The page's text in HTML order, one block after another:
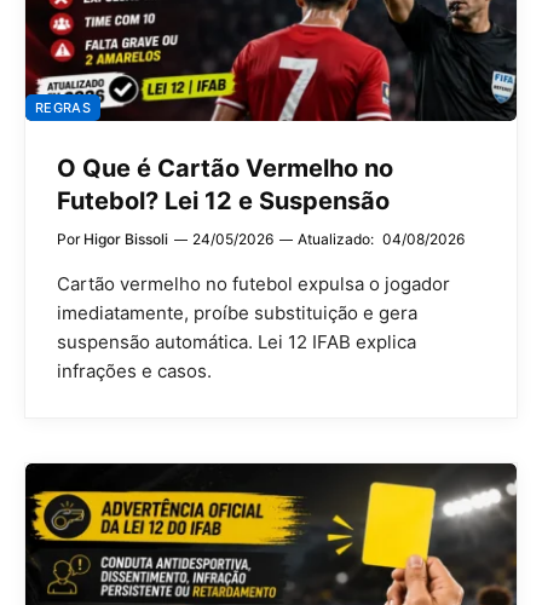
REGRAS
O Que é Cartão Vermelho no
Futebol? Lei 12 e Suspensão
Por Higor Bissoli 24/05/2026 Atualizado: 04/08/2026
Cartão vermelho no futebol expulsa o jogador
imediatamente, proíbe substituição e gera
suspensão automática. Lei 12 IFAB explica
infrações e casos.